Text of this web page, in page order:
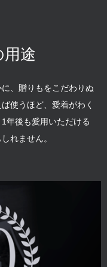
途
、贈りもをこだわりぬ
使うほど、愛着がわく
年後も愛用いただける
れません。